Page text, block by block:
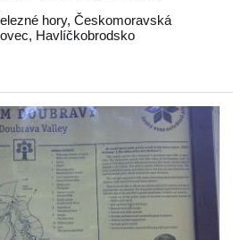
hory, Českomoravská
, Havlíčkobrodsko